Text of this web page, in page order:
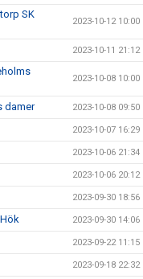
SK
2023-10-12 10:00
2023-10-11 21:12
2023-10-08 10:00
damer 2023-10-08 09:50
2023-10-07 16:29
2023-10-06 21:34
2023-10-06 20:12
2023-09-30 18:56
2023-09-30 14:06
2023-09-22 11:15
2023-09-18 22:32